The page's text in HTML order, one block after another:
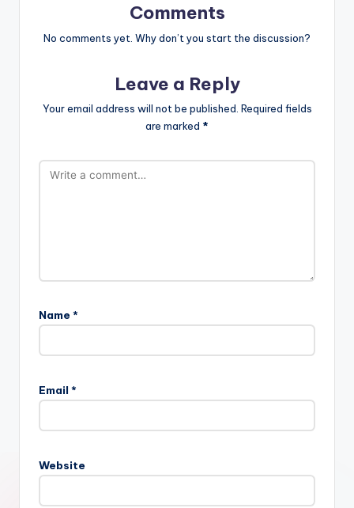
Comments
No comments yet. Why don’t you start the discussion?
Leave a Reply
Your email address will not be published. Required fields
are marked *
Name *
Email *
Website